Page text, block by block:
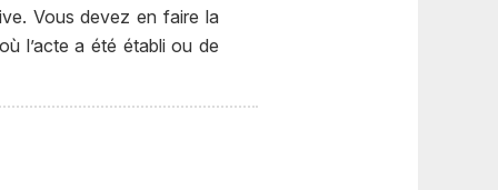
Vous devez en faire la
l’acte a été établi ou de